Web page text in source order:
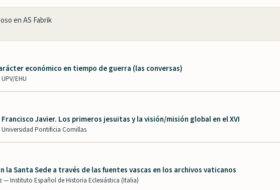
en AS Fabrik
económico en tiempo de guerra (las conversas)
UPV/EHU
Francisco Javier. Los primeros jesuitas y la visión/misión global en el XVI
Universidad Pontificia Comillas
la Santa Sede a través de las fuentes vascas en los archivos vaticanos
—Instituto Español de Historia Eclesiástica (Italia)